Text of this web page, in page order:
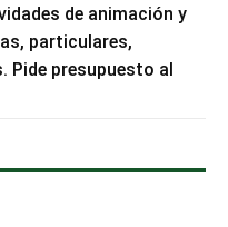
de animación y
particulares,
Pide presupuesto al